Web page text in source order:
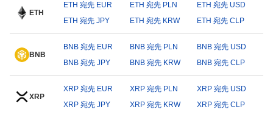
ETH
ETH 宛先 EUR ETH 宛先 PLN
ETH 宛先 USD
ETH 宛先 JPY
ETH 宛先 KRW ETH 宛先 CLP
BNB
BNB 宛先 EUR BNB 宛先 PLN
BNB 宛先 USD
BNB 宛先 JPY
BNB 宛先 KRW BNB 宛先 CLP
XRP
XRP 宛先 EUR XRP 宛先 PLN
XRP 宛先 USD
XRP 宛先 JPY
XRP 宛先 KRW XRP 宛先 CLP